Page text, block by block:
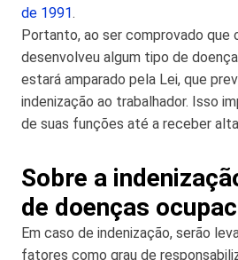
de 1991.
Portanto, ao ser comprovado que
desenvolveu algum tipo de
estará amparado pela Lei, que
indenização ao trabalhador. Isso
de suas funções até a receber
Sobre a
de doenças
Em caso de indenização, serão
fatores como grau de